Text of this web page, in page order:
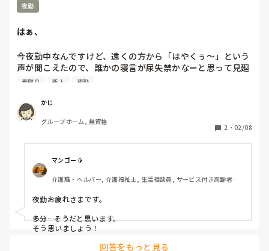
夜勤
はぁ、
今夜勤中なんですけど、遠くの方から「はやくぅ〜」という
声が聞こえたので、誰かの寝言が尿失禁かなーと思って見廻
りするも全員しっかり眠っていて、デスクに戻るとPC画面
た。誰かが日中にファイル開いててたまたま向かう時にマウ
スに触れてタブが切り替わっただけだと思ってます。
みなさんもそうだと思いますよね？
看取り 新人 夜勤
かじ
グループホーム, 無資格
2 ・ 02/08
マンゴー🥭
介護職・ヘルパー, 介護福祉士, 生活相談員, サービス付き高齢者向
務, 送迎ドライバー, 初任者研修, 実務者研修
夜勤お疲れさまです。
多分…そうだと思います。
そう思いましょう！
回答をもっと見る